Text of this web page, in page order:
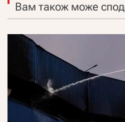
Вам також може